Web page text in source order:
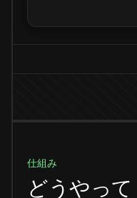
仕組み
どうやって